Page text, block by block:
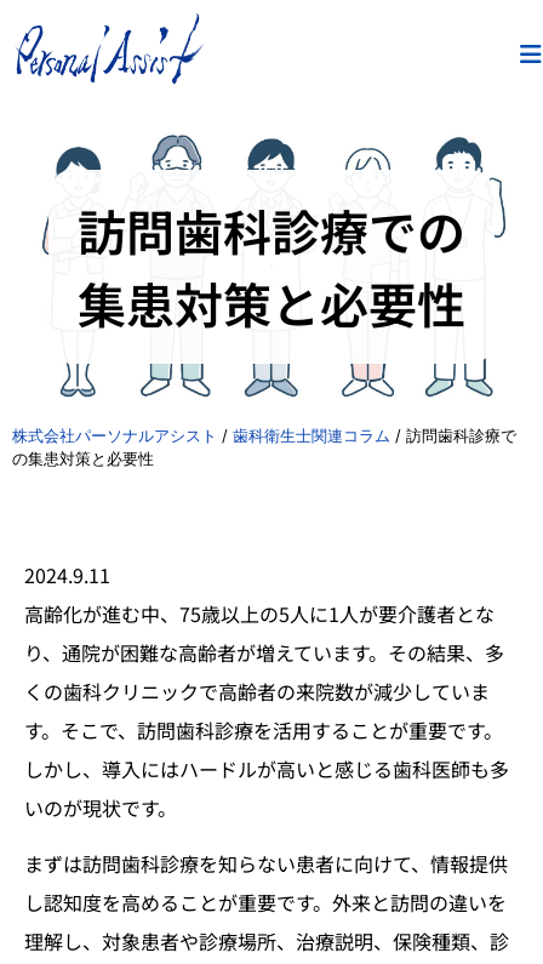
訪問歯科診療での
集患対策と必要性
株式会社パーソナルアシスト / 歯科衛生士関連コラム / 訪問歯科診療で
の集患対策と必要性
2024.9.11
高齢化が進む中、75歳以上の5人に1人が要介護者とな
り、通院が困難な高齢者が増えています。その結果、多
くの歯科クリニックで高齢者の来院数が減少していま
す。そこで、訪問歯科診療を活用することが重要です。
しかし、導入にはハードルが高いと感じる歯科医師も多
いのが現状です。
まずは訪問歯科診療を知らない患者に向けて、情報提供
し認知度を高めることが重要です。外来と訪問の違いを
理解し、対象患者や診療場所、治療説明、保険種類、診